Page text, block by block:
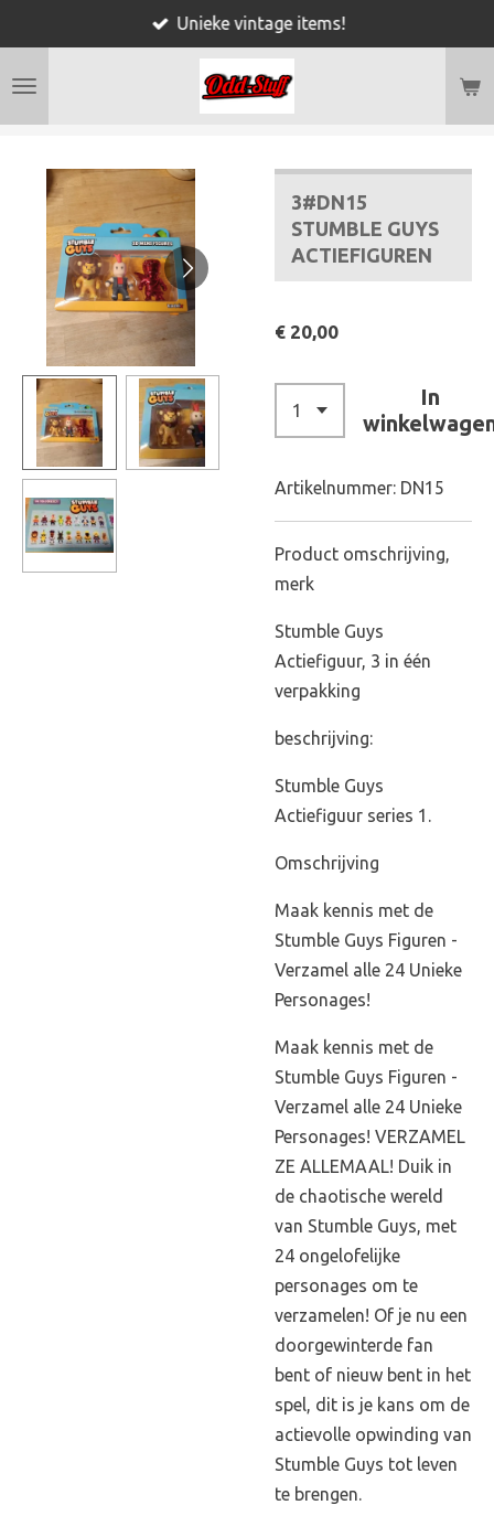
naar
Unieke vintage items!
3#DN15
STUMBLE GUYS
ACTIEFIGUREN
€ 20,00
In
Artikelnummer: DN15
Product omschrijving,
merk
Stumble Guys
Actiefiguur, 3 in één
verpakking
beschrijving:
Stumble Guys
Actiefiguur series 1.
Omschrijving
Maak kennis met de
Stumble Guys Figuren -
Verzamel alle 24 Unieke
Personages!
Maak kennis met de
Stumble Guys Figuren -
Verzamel alle 24 Unieke
Personages! VERZAMEL
ZE ALLEMAAL! Duik in
de chaotische wereld
van Stumble Guys, met
24 ongelofelijke
personages om te
verzamelen! Of je nu een
doorgewinterde fan
bent of nieuw bent in het
spel, dit is je kans om de
actievolle opwinding van
Stumble Guys tot leven
te brengen.